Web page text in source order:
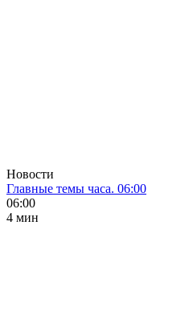
Новости
Главные темы часа. 06:00
06:00
4 мин